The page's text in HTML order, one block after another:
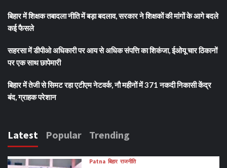
बिहार में शिक्षक तबादला नीति में बड़ा बदलाव, सरकार ने शिक्षकों की मांगों के आगे बदले
कई फैसले
सहरसा में डीपीओ अधिकारी पर आय से अधिक संपत्ति का शिकंजा, ईओयू चार ठिकानों
पर एक साथ छापेमारी
बिहार में तेजी से सिमट रहा एटीएम नेटवर्क, नौ महीनों में 371 नकदी निकासी केंद्र
बंद, ग्राहक परेशान
Latest Popular Trending
Patna बिहार राजनीति